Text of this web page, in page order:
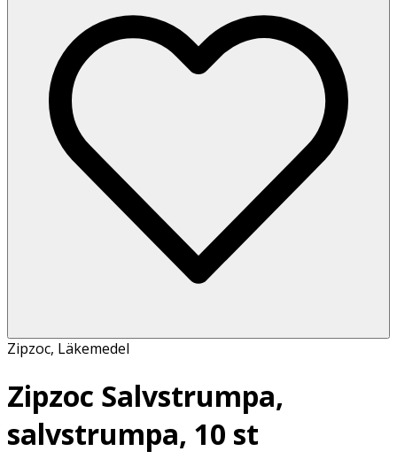
Zipzoc, Läkemedel
Zipzoc Salvstrumpa,
salvstrumpa, 10 st